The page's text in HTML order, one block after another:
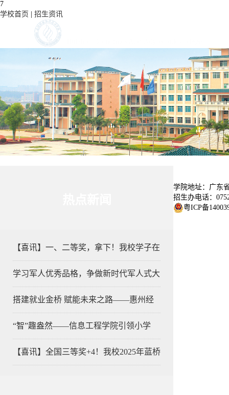
7
学校首页
招生资讯
【喜讯】一、二等奖，拿下！我校学子在
学习军人优秀品格，争做新时代军人式大
搭建就业金桥 赋能未来之路——惠州经
“智”趣盎然——信息工程学院引领小学
【喜讯】全国三等奖+4！我校2025年蓝桥
学院地址：广东
招生办电话：
粤ICP备